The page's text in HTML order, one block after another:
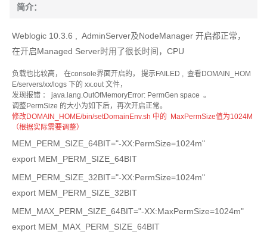
简介：
Weblogic 10.3.6 , AdminServer及NodeManager 开启都正常，
在开启Managed Server时用了很长时间，CPU
负载也比较高， 在console界面开启的， 提示FAILED , 查看DOMAIN_HOM
E/servers/xx/logs 下的 xx.out 文件，
发现报错 ： java.lang.OutOfMemoryError: PermGen space 。
调整PermSize 的大小为如下后，再次开启正常。
修改DOMAIN_HOME/bin/setDomainEnv.sh 中的
MaxPermSize值为1024M
（根据实际需要调整）
MEM_PERM_SIZE_64BIT="-XX:PermSize=1024m"
export MEM_PERM_SIZE_64BIT
MEM_PERM_SIZE_32BIT="-XX:PermSize=1024m"
export MEM_PERM_SIZE_32BIT
MEM_MAX_PERM_SIZE_64BIT="-XX:MaxPermSize=1024m"
export MEM_MAX_PERM_SIZE_64BIT